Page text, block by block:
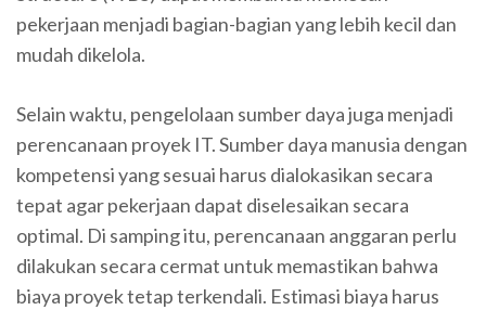
pekerjaan menjadi bagian-bagian yang lebih kecil dan
mudah dikelola.
Selain waktu, pengelolaan sumber daya juga menjadi
perencanaan proyek IT. Sumber daya manusia dengan
kompetensi yang sesuai harus dialokasikan secara
tepat agar pekerjaan dapat diselesaikan secara
optimal. Di samping itu, perencanaan anggaran perlu
dilakukan secara cermat untuk memastikan bahwa
biaya proyek tetap terkendali. Estimasi biaya harus